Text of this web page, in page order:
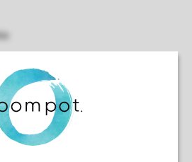
accommodatie